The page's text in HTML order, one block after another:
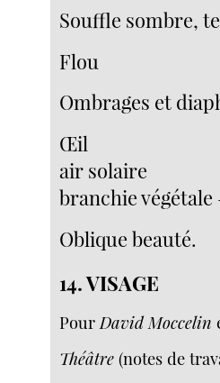
Souffle sombre,
Flou
Ombrages et
Œil
air solaire
branchie
Oblique beauté.
14. VISAGE
Pour David Moccelin
Théâtre (notes de